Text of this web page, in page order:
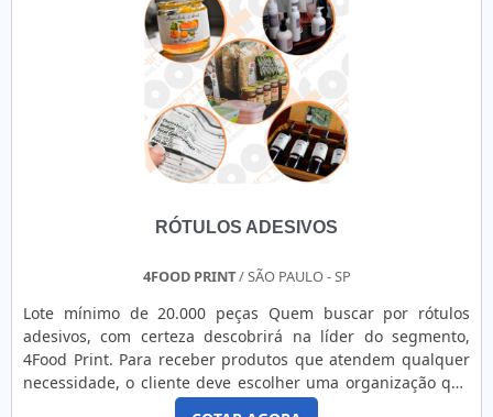
RÓTULOS ADESIVOS
4FOOD PRINT/ SÃO PAULO - SP
Lote mínimo de 20.000 peças Quem buscar por rótulos
adesivos, com certeza descobrirá na líder do segmento,
4Food Print. Para receber produtos que atendem qualquer
necessidade, o cliente deve escolher uma organização que
se destaque por um bom suporte pré-venda e tenha ampla